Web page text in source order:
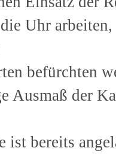
Uhr
befürchten
Ausmaß der
bereits